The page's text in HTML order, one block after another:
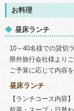
お料理
昼床ランチ
10～40名様での貸切
県外旅行会社様よりご
ご予算に応じて内容
昼床ランチ
【ランチコース内容】